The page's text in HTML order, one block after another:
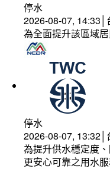
停水
2026-08-07, 14:33│
為全面提升該區域
停水
2026-08-07, 13:32│
為提升供水穩定度
更安心可靠之用水服